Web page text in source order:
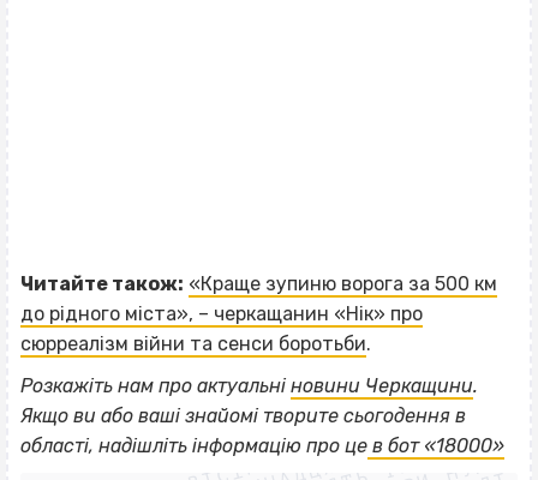
Читайте також: «Краще зупиню ворога за 500 км
до рідного міста», – черкащанин «Нік» про
сюрреалізм війни та сенси боротьби.
Розкажіть нам про актуальні новини Черкащини.
Якщо ви або ваші знайомі творите сьогодення в
області, надішліть інформацію про це в бот «18000»
ВІСІМНАДЦЯТЬ ТРИ НУЛІ